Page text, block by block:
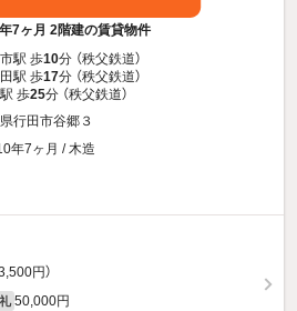
7ヶ月 2階建の賃貸物件
駅 歩10分 （秩父鉄道）
駅 歩17分 （秩父鉄道）
歩25分 （秩父鉄道）
行田市谷郷３
年7ヶ月 / 木造
円）
礼 50,000円